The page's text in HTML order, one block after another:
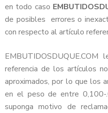
en todo caso
de posibles errores o
con respecto al artículo
referencia de los artículos
aproximados, por lo que los
en el peso de entre 0,100-
suponga motivo de